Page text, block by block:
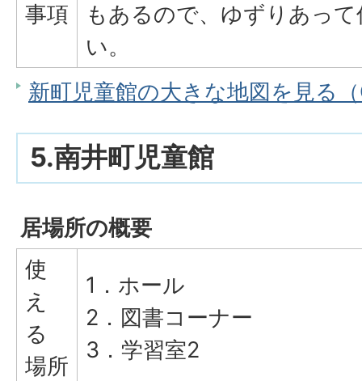
事項
もあるので、ゆずりあっ
い。
新町児童館の大きな地図を見る
5.南井町児童館
居場所の概要
使
え
る
場所
1．ホール
2．図書コーナー
3．学習室2